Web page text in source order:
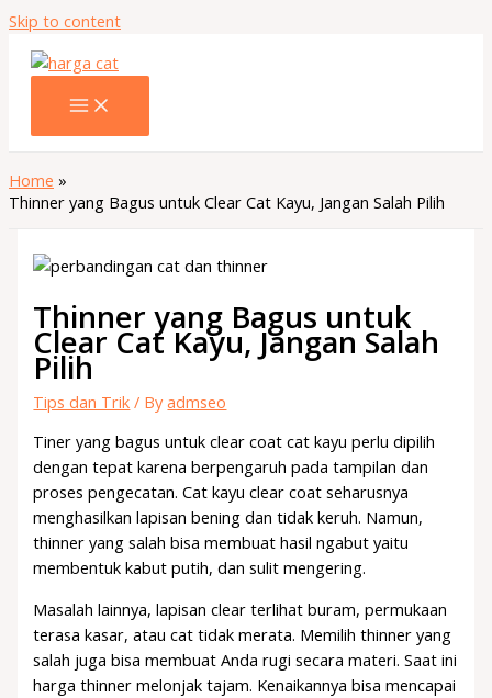
Skip to content
Home
Thinner yang Bagus untuk Clear Cat Kayu, Jangan Salah Pilih
Thinner yang Bagus untuk
Clear Cat Kayu, Jangan Salah
Pilih
Tips dan Trik / Byadmseo
Tiner yang bagus untuk clear coat cat kayu perlu dipilih
dengan tepat karena berpengaruh pada tampilan dan
proses pengecatan. Cat kayu clear coat seharusnya
menghasilkan lapisan bening dan tidak keruh. Namun,
thinner yang salah bisa membuat hasil ngabut yaitu
membentuk kabut putih, dan sulit mengering.
Masalah lainnya, lapisan clear terlihat buram, permukaan
terasa kasar, atau cat tidak merata. Memilih thinner yang
salah juga bisa membuat Anda rugi secara materi. Saat ini
harga thinner melonjak tajam. Kenaikannya bisa mencapai